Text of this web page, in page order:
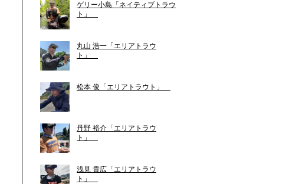
ゲリー小島「ネイティブトラウ
ト」
丸山 浩一「エリアトラウ
ト」
松本 俊「エリアトラウト」
丹野 裕介「エリアトラウ
ト」
浅見 貴広「エリアトラウ
ト」